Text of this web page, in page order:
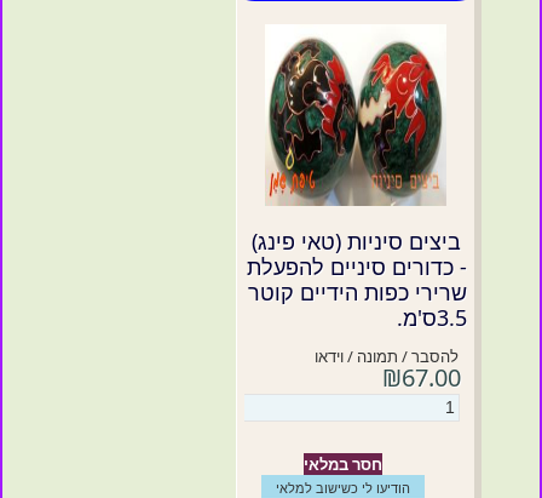
ביצים סיניות (טאי פינג)
- כדורים סיניים להפעלת
שרירי כפות הידיים קוטר
3.5ס'מ.
להסבר / תמונה / וידאו
₪67.00
חסר במלאי
הודיעו לי כשישוב למלאי